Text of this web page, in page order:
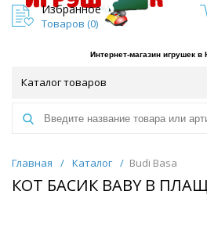
Избранное
Товаров (0)
Интернет-магазин игрушек в
Каталог товаров
Главная / Каталог / Budi Basa
КОТ БАСИК BABY В